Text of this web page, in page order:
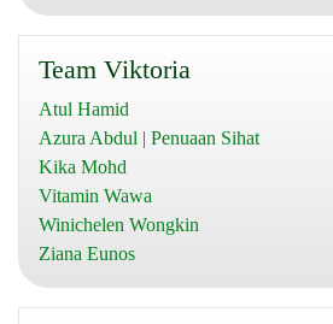
Team Viktoria
Atul Hamid
Azura Abdul | Penuaan Sihat
Kika Mohd
Vitamin Wawa
Winichelen Wongkin
Ziana Eunos